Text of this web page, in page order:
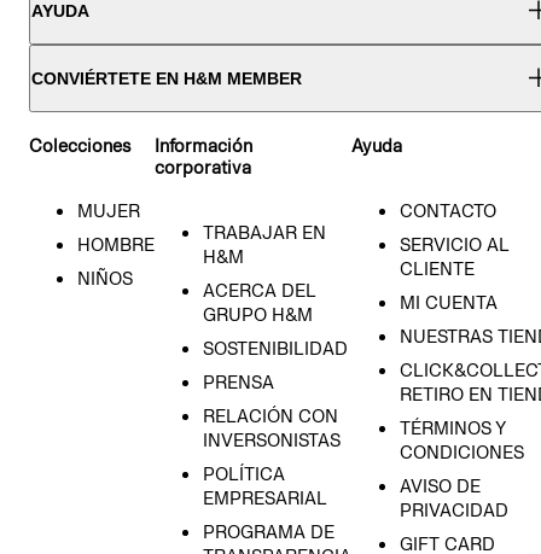
AYUDA
CONVIÉRTETE EN H&M MEMBER
Colecciones
MUJER
HOMBRE
NIÑOS
Información
corporativa
TRABAJAR EN
H&M
ACERCA DEL
GRUPO H&M
SOSTENIBILIDAD
PRENSA
RELACIÓN CON
INVERSONISTAS
POLÍTICA
EMPRESARIAL
PROGRAMA DE
Ayuda
CONTACTO
SERVICIO AL
CLIENTE
MI CUENTA
NUESTRAS
RETIRO EN
TÉRMINOS Y
CONDICIONES
AVISO DE
PRIVACIDAD
GIFT CARD